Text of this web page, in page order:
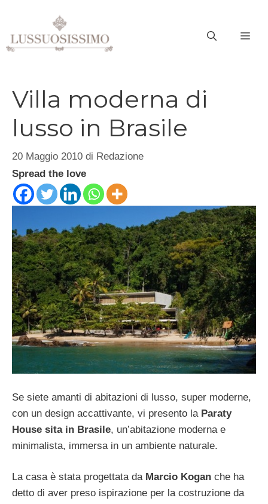
contenuto
Villa moderna di
lusso in Brasile
20 Maggio 2010 di Redazione
Spread the love
Se siete amanti di abitazioni di lusso, super moderne,
con un design accattivante, vi presento la Paraty
House sita in Brasile, un’abitazione moderna e
minimalista, immersa in un ambiente naturale.
La casa è stata progettata daMarcio Kogan che ha
detto di aver preso ispirazione per la costruzione da